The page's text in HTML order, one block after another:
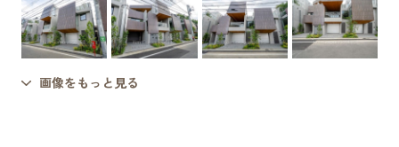
画像をもっと見る